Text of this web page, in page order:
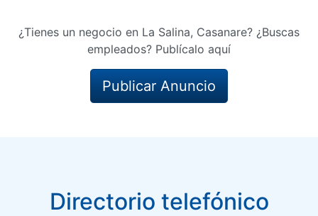
¿Tienes un negocio en La Salina, Casanare? ¿Buscas
empleados? Publícalo aquí
Publicar Anuncio
Directorio telefónico